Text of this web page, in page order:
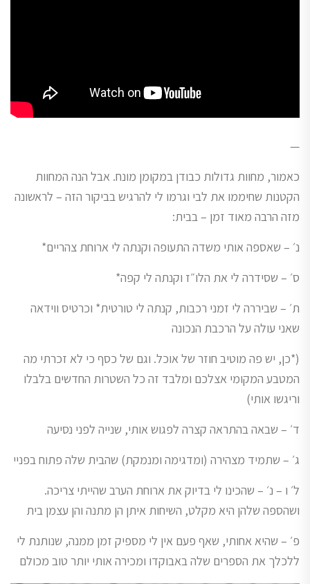
—
כאמור, מחוות גדולות כבודן במקומן מונח. אבל הנה המחוות
הקטנות שחיממו את לבי וגרמו לי להרגיש בביקור הזה – לראשונה
מזה הרבה מאוד זמן – בבית:
נ׳ – שאספה אותי משדה התעופה וקנתה לי ארוחת צהריים*
ס׳ – שסידרה לי את הלו״ז וקנתה לי קפה*
ת׳ – שביררה לי זמני רכבות, קנתה לי טורטית* וכרטיס ווידאה
שאני עולה על הרכבת הנכונה
(*כן, יש פה מוטיב חוזר של אוכל. וגם של כסף כי לא זכרתי מה
המטבע המקומי אצלכם ומלבד זה כל השטרות החדשים בלבלו
וריגשו אותי)
ד׳ – שבאה בהתראה קצרה לפגוש אותי, שנייה לפני נסיעה
ג׳ – שתמיד מצהירה (ומדגימה ומנמקת) שהבית שלה פתוח בפניי
ל׳ ו – נ׳ – שהכינו לי בדיוק את ארוחת הערב שהייתי צריכה.
ושהספה שלהן היא מקלט, השיחות איתן הן מתנה והן עצמן בית
פ׳ – שהיא אחותי, שאף פעם אין לי מספיק זמן ממנה, שנותנת לי
ללכלך את הספרים שלה באבוקדו ומכירה אותי יותר טוב מכולם